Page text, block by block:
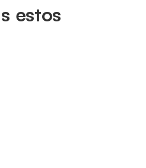
estos